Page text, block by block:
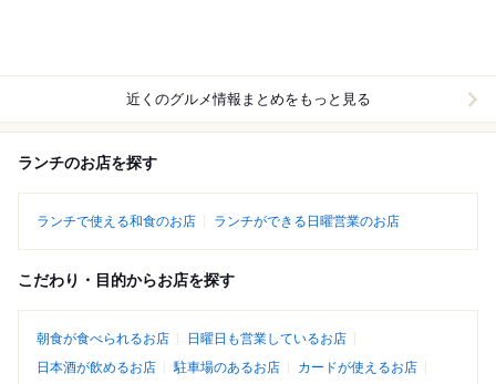
近くのグルメ情報まとめをもっと見る
ランチのお店を探す
ランチで使える和食のお店 ランチができる日曜営業のお店
こだわり・目的からお店を探す
朝食が食べられるお店
日曜日も営業しているお店
日本酒が飲めるお店
駐車場のあるお店
カードが使えるお店